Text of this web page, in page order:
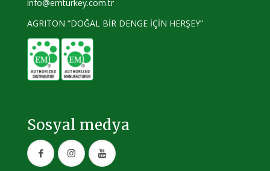
info@emturkey.com.tr
AGRITON “DOĞAL BİR DENGE İÇİN HERŞEY”
Sosyal medya